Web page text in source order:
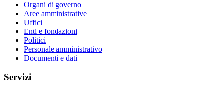
Organi di governo
Aree amministrative
Uffici
Enti e fondazioni
Politici
Personale amministrativo
Documenti e dati
Servizi